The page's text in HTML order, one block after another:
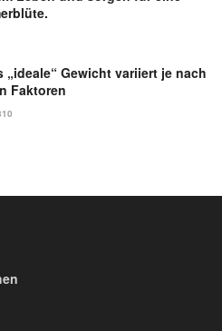
„ideale“ Gewicht variiert je nach
Faktoren